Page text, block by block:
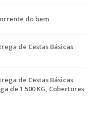
do bem
de Cestas Básicas
de Cestas Básicas
de 1.500 KG, Cobertores